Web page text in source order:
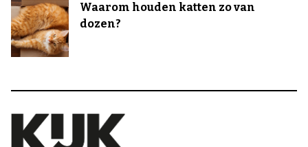
Waarom houden katten zo van
dozen?